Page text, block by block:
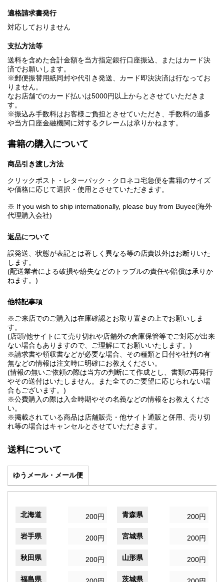
適格請求書発行
対応しておりません
支払方法等
送料を含めた合計金額を当方指定銀行口座振込、またはカード決
済でお願いします。
※郵便振替用紙同封や代引き発送、カード即決決済は行なってお
りません。
なお店舗でのカード払いは5000円以上からとさせていただきま
す。
※振込み手数料はお客様ご負担とさせていただき、手数料の過多
や当方口座金融機関に対するクレームは承りかねます。
書籍の購入について
商品引き渡し方法
クリックポスト・レターパック・クロネコ宅急便を書籍のサイズ
や価格に応じて選択・使用とさせていただきます。
※ If you wish to ship internationally, please buy from Buyee(海外
代理購入会社)
返品について
誤発送、状態が表記とは著しく異なる等の店責以外はお断りいた
します。
(配送業者による破損や紛失などのトラブルの責任や賠償は承りか
ねます。)
他特記事項
※ご来店でのご購入は在庫確認とお取り置きの上でお願いしま
す。
(店頭/他サイトにて売り切れや店舗外の倉庫保管等でご対応が出来
ない場合もありますので、ご理解にてお願いいたします。)
※請求書や領収書などが必要な場合、その種類と日付や社判の有
無などの情報は注文時に明確にお教えください。
(情報の無いご依頼の際は当方の判断にて作成とし、書類の再発行
やその送付はいたしません。また全てのご要望に応じられない場
合もございます。)
※公費購入の際は入金時期やその名義などの情報をお教えくださ
い。
※掲載されている商品は店舗販売・他サイト通販と併用、売り切
れ等の場合はキャンセルとさせていただきます。
送料について
ゆうメール・メール便
北海道 200円 青森県 200円
岩手県 200円 宮城県 200円
秋田県 200円 山形県 200円
福島県 茨城県